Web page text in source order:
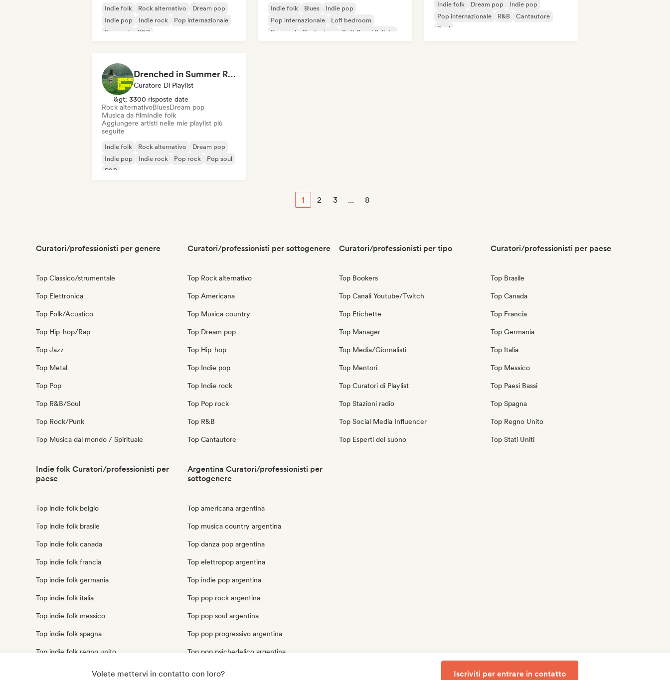
Indie folk Rock alternativo
Dream pop
Indie pop
Indie rock
Pop internazionale
Pop rock
R&B
Indie folk Blues
Indie pop
Pop internazionale
Lofi bedroom
Pop soul
Cantautore Soft Pop / Ballata
Indie folk Dream pop
Indie pop
Pop internazionale
R&B
Cantautore
Soul
Drenched in Summer Rain 🌧️🌴
Curatore Di Playlist
&gt; 3300 risposte date
Rock alternativoBluesDream pop
Musica da filmIndie folk
Aggiungere artisti nelle mie playlist più
seguite
Indie folk Rock alternativo
Dream pop
Indie pop
Indie rock Pop rock
Pop soul
R&B
1 2 3 ... 8
Curatori/professionisti per genere
Top Classico/strumentale
Top Elettronica
Top Folk/Acustico
Top Hip-hop/Rap
Top Jazz
Top Metal
Top Pop
Top R&B/Soul
Top Rock/Punk
Top Musica dal mondo / Spirituale
Curatori/professionisti per sottogenere
Top Rock alternativo
Top Americana
Top Musica country
Top Dream pop
Top Hip-hop
Top Indie pop
Top Indie rock
Top Pop rock
Top R&B
Top Cantautore
Curatori/professionisti per tipo
Top Bookers
Top Canali Youtube/Twitch
Top Etichette
Top Manager
Top Media/Giornalisti
Top Mentori
Top Curatori di Playlist
Top Stazioni radio
Top Social Media Influencer
Top Esperti del suono
Curatori/professionisti per paese
Top Brasile
Top Canada
Top Francia
Top Germania
Top Italia
Top Messico
Top Paesi Bassi
Top Spagna
Top Regno Unito
Top Stati Uniti
Indie folk Curatori/professionisti per
paese
Top indie folk belgio
Top indie folk brasile
Top indie folk canada
Top indie folk francia
Top indie folk germania
Top indie folk italia
Top indie folk messico
Top indie folk spagna
Top indie folk regno unito
Top indie folk stati uniti
Argentina Curatori/professionisti per
sottogenere
Top americana argentina
Top musica country argentina
Top danza pop argentina
Top elettropop argentina
Top indie pop argentina
Top pop rock argentina
Top pop soul argentina
Top pop progressivo argentina
Top pop psichedelico argentina
Top cantautore argentina
Volete mettervi in contatto con loro? Iscriviti per entrare in contatto